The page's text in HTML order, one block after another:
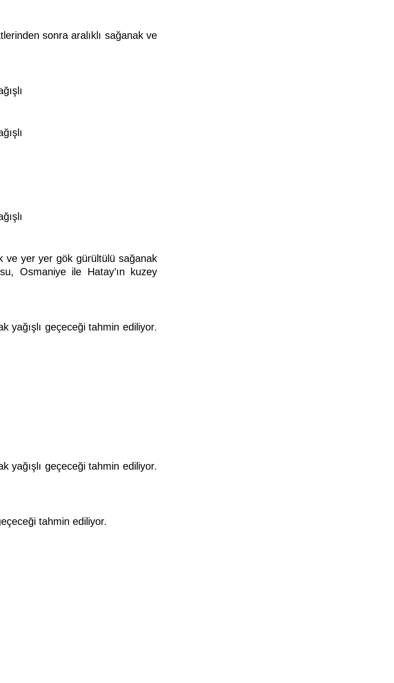
sonra aralıklı sağanak ve
ve yer yer gök gürültülü sağanak
Osmaniye ile Hatay’ın kuzey
yağışlı geçeceği tahmin ediliyor.
yağışlı geçeceği tahmin ediliyor.
tahmin ediliyor.